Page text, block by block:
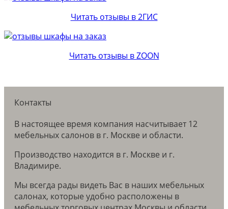
Читать отзывы в 2ГИС
Читать отзывы в ZOON
Контакты
В настоящее время компания насчитывает 12
мебельных салонов в г. Москве и области.
Производство находится в г. Москве и г.
Владимире.
Мы всегда рады видеть Вас в наших мебельных
салонах, которые удобно расположены в